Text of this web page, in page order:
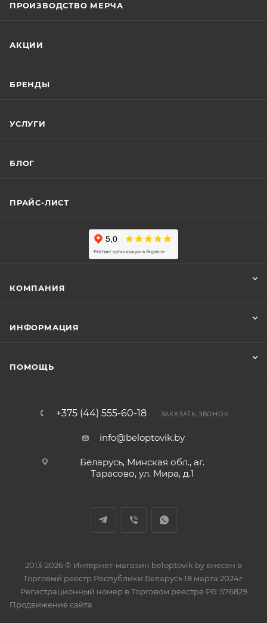
ПРОИЗВОДСТВО МЕРЧА
АКЦИИ
БРЕНДЫ
УСЛУГИ
БЛОГ
ПРАЙС-ЛИСТ
КОМПАНИЯ
ИНФОРМАЦИЯ
ПОМОЩЬ
+375 (44) 555-60-18 ЗАКАЗАТЬ ЗВОНОК
info@beloptovik.by
Беларусь, Минская обл., аг.
Тарасово, ул. Мира, д.1
2013-2026 © Интернет-магазин beloptovik.by внесен в
Торговый реестр Республики Беларусь 18 марта 2024г.
Регистрационный номер в Торговом реестре РБ: 576829
Продвижение сайта